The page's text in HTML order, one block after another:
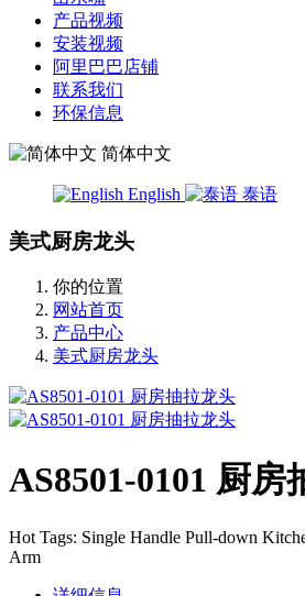
产品视频
安装视频
阿里巴巴店铺
联系我们
环保信息
简体中文
English 泰语
美式厨房龙头
你的位置
网站首页
产品中心
美式厨房龙头
AS8501-0101 厨房
Hot Tags: Single Handle Pull-down
Arm